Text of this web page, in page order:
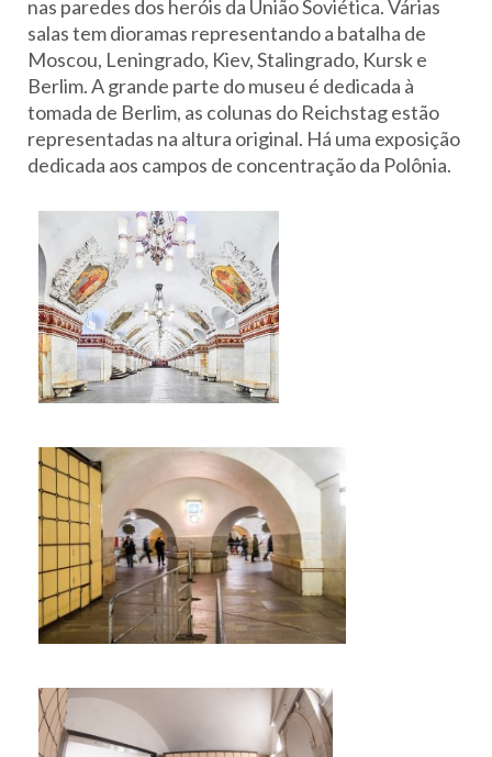
nas paredes dos heróis da União Soviética. Várias
salas tem dioramas representando a batalha de
Moscou, Leningrado, Kiev, Stalingrado, Kursk e
Berlim. A grande parte do museu é dedicada à
tomada de Berlim, as colunas do Reichstag estão
representadas na altura original. Há uma exposição
dedicada aos campos de concentração da Polônia.